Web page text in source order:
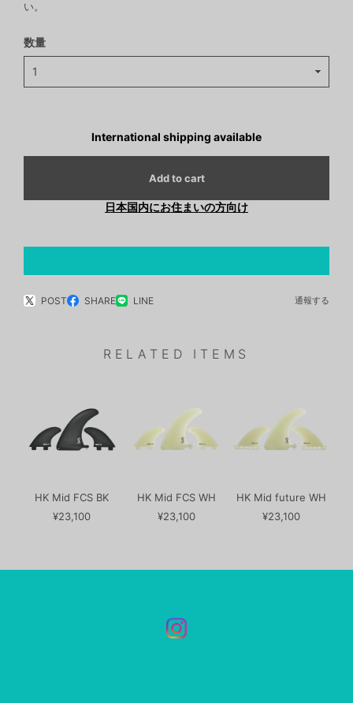
い。
数量
International shipping available
Add to cart
日本国内にお住まいの方向け
POST SHARE LINE 通報する
RELATED ITEMS
HK Mid FCS BK
¥23,100
HK Mid FCS WH
¥23,100
HK Mid future WH
¥23,100